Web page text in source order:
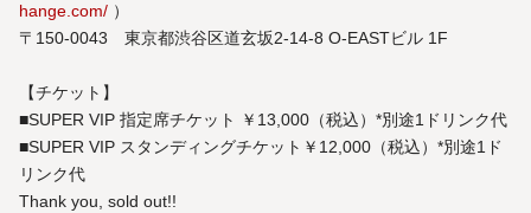
hange.com/ ）
〒150-0043 東京都渋谷区道玄坂2-14-8 O-EASTビル 1F
【チケット】
■SUPER VIP 指定席チケット ￥13,000（税込）*別途1ドリンク代
■SUPER VIP スタンディングチケット￥12,000（税込）*別途1ド
リンク代
Thank you, sold out!!